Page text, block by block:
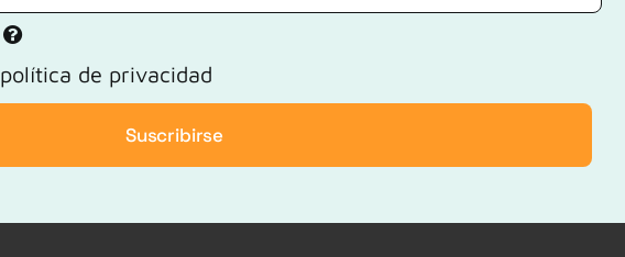
política de privacidad
Suscribirse